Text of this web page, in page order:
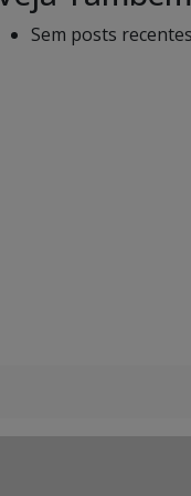
Sem posts